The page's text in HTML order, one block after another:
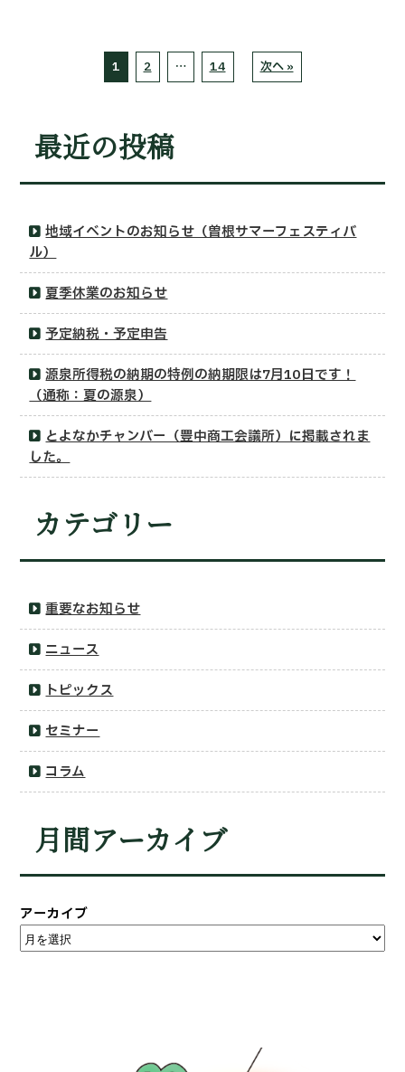
1 2 … 14 次へ »
最近の投稿
地域イベントのお知らせ（曽根サマーフェスティバ
ル）
夏季休業のお知らせ
予定納税・予定申告
源泉所得税の納期の特例の納期限は7月10日です！
（通称：夏の源泉）
とよなかチャンバー（豊中商工会議所）に掲載されま
した。
カテゴリー
重要なお知らせ
ニュース
トピックス
セミナー
コラム
月間アーカイブ
アーカイブ